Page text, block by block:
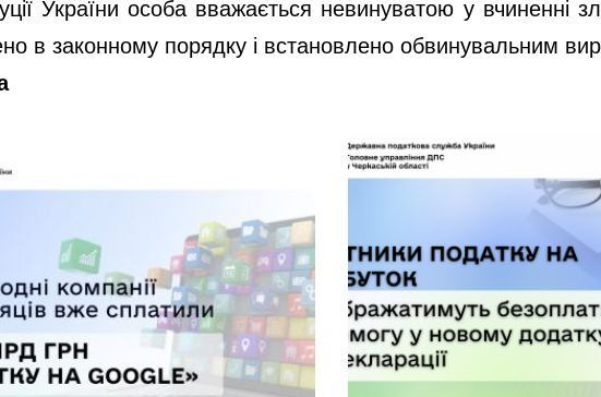
України особа вважається невинуватою у вчиненні
в законному порядку і встановлено обвинувальним